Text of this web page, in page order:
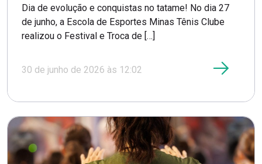
Dia de evolução e conquistas no tatame! No dia 27
de junho, a Escola de Esportes Minas Tênis Clube
realizou o Festival e Troca de […]
30 de junho de 2026 às 12:02